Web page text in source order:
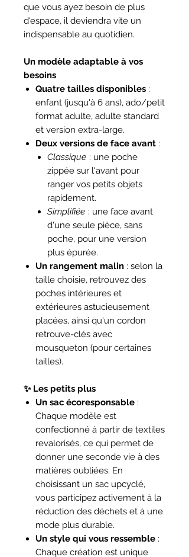
que vous ayez besoin de plus
d'espace, il deviendra vite un
indispensable au quotidien.
Un modèle adaptable à vos
besoins
Quatre tailles disponibles :
enfant (jusqu'à 6 ans), ado/petit
format adulte, adulte standard
et version extra-large.
Deux versions de face avant :
Classique : une poche
zippée sur l'avant pour
ranger vos petits objets
rapidement.
Simplifiée : une face avant
d'une seule pièce, sans
poche, pour une version
plus épurée.
Un rangement malin : selon la
taille choisie, retrouvez des
poches intérieures et
extérieures astucieusement
placées, ainsi qu'un cordon
retrouve-clés avec
mousqueton (pour certaines
tailles).
✨ Les petits plus
Un sac écoresponsable :
Chaque modèle est
confectionné à partir de textiles
revalorisés, ce qui permet de
donner une seconde vie à des
matières oubliées. En
choisissant un sac upcyclé,
vous participez activement à la
réduction des déchets et à une
mode plus durable.
Un style qui vous ressemble :
Chaque création est unique